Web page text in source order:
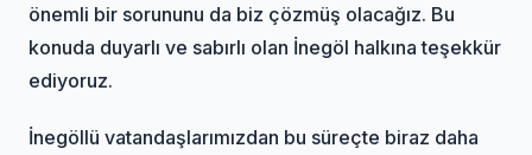
önemli bir sorununu da biz çözmüş olacağız. Bu
konuda duyarlı ve sabırlı olan İnegöl halkına teşekkür
ediyoruz.
İnegöllü vatandaşlarımızdan bu süreçte biraz daha